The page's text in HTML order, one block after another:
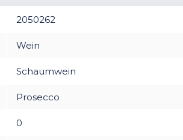
2050262
Wein
Schaumwein
Prosecco
0